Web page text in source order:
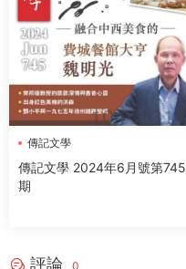
傳記文學
傳記文學 2024年6月號第745
期
評論 0